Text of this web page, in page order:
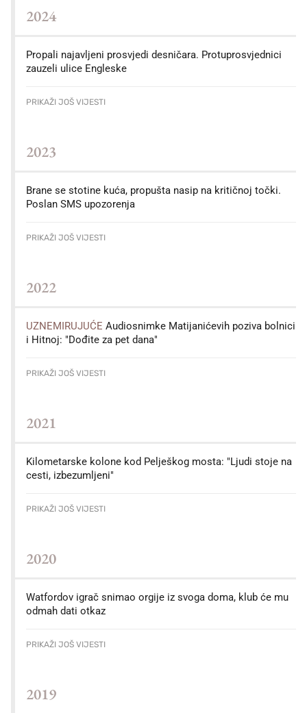
2024
Propali najavljeni prosvjedi desničara. Protuprosvjednici
zauzeli ulice Engleske
PRIKAŽI JOŠ VIJESTI
2023
Brane se stotine kuća, propušta nasip na kritičnoj točki.
Poslan SMS upozorenja
PRIKAŽI JOŠ VIJESTI
2022
UZNEMIRUJUĆE Audiosnimke Matijanićevih poziva bolnici
i Hitnoj: "Dođite za pet dana"
PRIKAŽI JOŠ VIJESTI
2021
Kilometarske kolone kod Pelješkog mosta: "Ljudi stoje na
cesti, izbezumljeni"
PRIKAŽI JOŠ VIJESTI
2020
Watfordov igrač snimao orgije iz svoga doma, klub će mu
odmah dati otkaz
PRIKAŽI JOŠ VIJESTI
2019